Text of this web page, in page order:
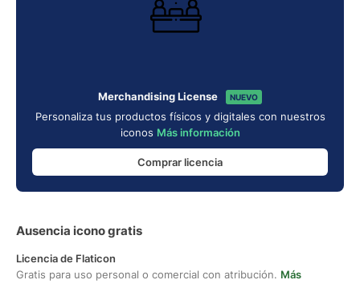
Merchandising License NUEVO
Personaliza tus productos físicos y digitales con nuestros
iconos Más información
Comprar licencia
Ausencia icono gratis
Licencia de Flaticon
Gratis para uso personal o comercial con atribución. Más